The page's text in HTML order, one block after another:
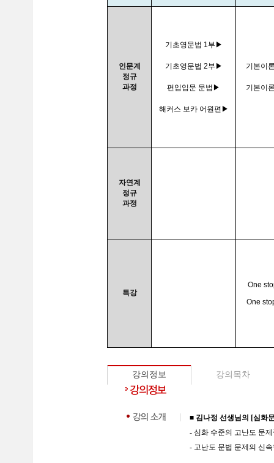
인문계
정규
과정
기초영문법 1부▶
기초영문법 2부▶
편입입문 문법▶
해커스 보카 어원편▶
기본이
기본이
자연계
정규
과정
특강
One
One
강의정보 강의목차
■ 김나정 선생님의 [심화
- 심화 수준의 고난도 문
- 고난도 문법 문제의 신